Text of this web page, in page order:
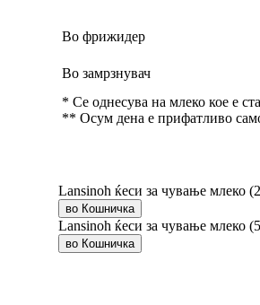
Во фрижидер
Во замрзнувач
* Се однесува на млеко кое е
** Осум дена е прифатливо
Lansinoh ќеси за чување млеко
Lansinoh ќеси за чување млеко